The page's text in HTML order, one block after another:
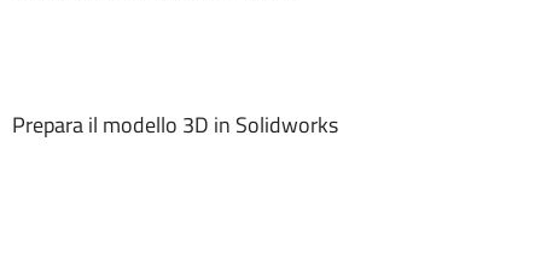
Prepara il modello 3D in Solidworks